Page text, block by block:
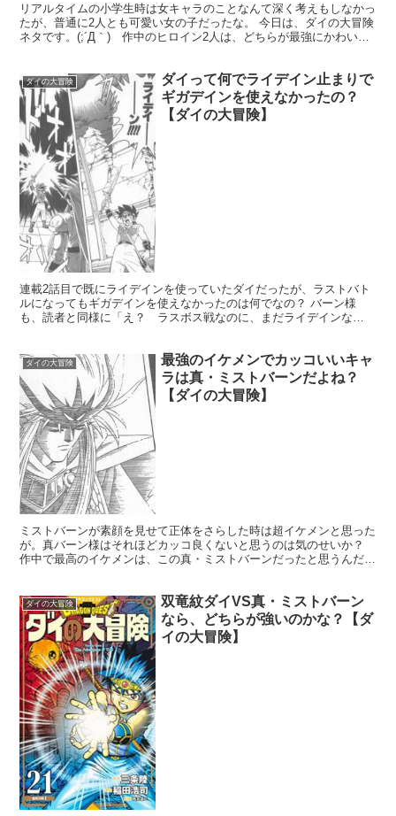
リアルタイムの小学生時は女キャラのことなんて深く考えもしなかっ
たが、普通に2人とも可愛い女の子だったな。 今日は、ダイの大冒険
ネタです。(;´Д｀) 作中のヒロイン2人は、どちらが最強にかわいい
ダイの大冒険
ダイって何でライデイン止まりで
ギガデインを使えなかったの？
【ダイの大冒険】
連載2話目で既にライデインを使っていたダイだったが、ラストバト
ルになってもギガデインを使えなかったのは何でなの？ バーン様
も、読者と同様に「え？ ラスボス戦なのに、まだライデインな
ダイの大冒険
最強のイケメンでカッコいいキャ
ラは真・ミストバーンだよね？
【ダイの大冒険】
ミストバーンが素顔を見せて正体をさらした時は超イケメンと思った
が。真バーン様はそれほどカッコ良くないと思うのは気のせいか？
作中で最高のイケメンは、この真・ミストバーンだったと思うんだけ
ダイの大冒険
双竜紋ダイVS真・ミストバーン
なら、どちらが強いのかな？【ダ
イの大冒険】